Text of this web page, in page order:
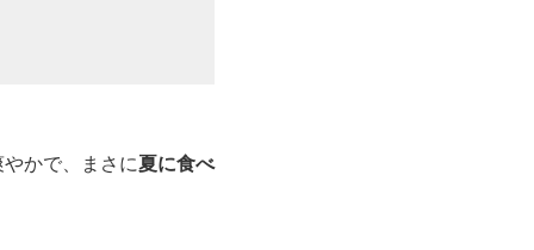
かで、まさに夏に食べ